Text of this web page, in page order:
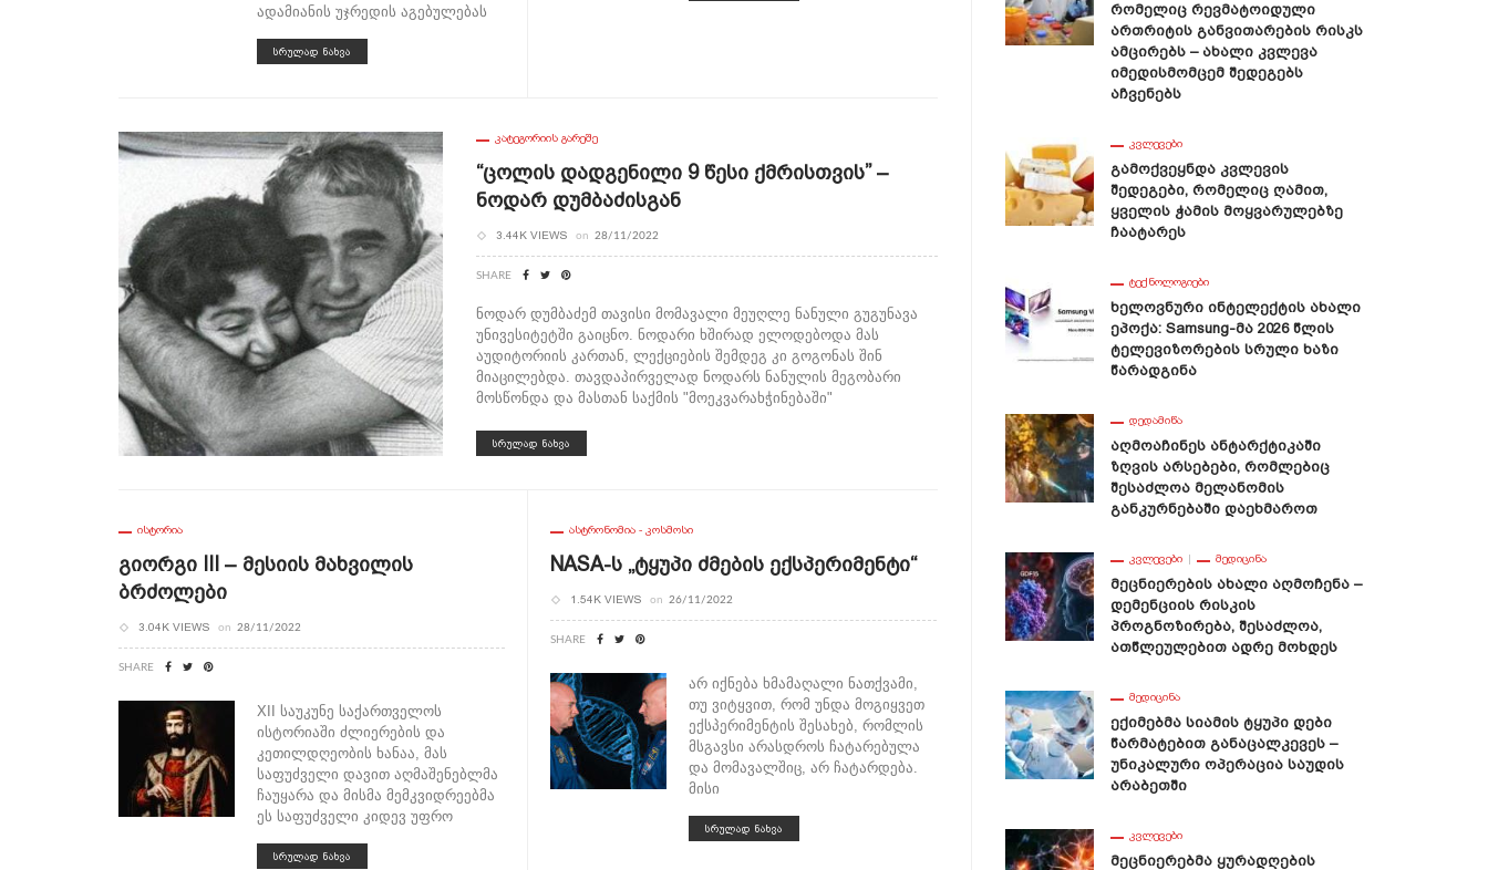
ადამიანის უჯრედის აგებულებას
ᲡᲠᲣᲚᲐᲓ ᲜᲐᲮᲕᲐ
ᲙᲐᲢᲔᲒᲝᲠᲘᲘᲡ ᲒᲐᲠᲔᲨᲔ
“ცოლის Დადგენილი 9 Წესი Ქმრისთვის” –
Ნოდარ Დუმბაძისგან
3.44K VIEWS on 28/11/2022
SHARE
ნოდარ დუმბაძემ თავისი მომავალი მეუღლე ნანული გუგუნავა
უნივესიტეტში გაიცნო. ნოდარი ხშირად ელოდებოდა მას
აუდიტორიის კართან, ლექციების შემდეგ კი გოგონას შინ
მიაცილებდა. თავდაპირველად ნოდარს ნანულის მეგობარი
მოსწონდა და მასთან საქმის "მოეკვარახჭინებაში"
ᲡᲠᲣᲚᲐᲓ ᲜᲐᲮᲕᲐ
ᲘᲡᲢᲝᲠᲘᲐ
Გიორგი III – Მესიის Მახვილის
Ბრძოლები
3.04K VIEWS on 28/11/2022
SHARE
XII საუკუნე საქართველოს
ისტორიაში ძლიერების და
კეთილდღეობის ხანაა, მას
საფუძველი დავით აღმაშენებლმა
ჩაუყარა და მისმა მემკვიდრეებმა
ეს საფუძველი კიდევ უფრო
ᲡᲠᲣᲚᲐᲓ ᲜᲐᲮᲕᲐ
ᲐᲡᲢᲠᲝᲜᲝᲛᲘᲐ - ᲙᲝᲡᲛᲝᲡᲘ
NASA-Ს „ტყუპი Ძმების Ექსპერიმენტი“
1.54K VIEWS on 26/11/2022
SHARE
არ იქნება ხმამაღალი ნათქვამი,
თუ ვიტყვით, რომ უნდა მოგიყვეთ
ექსპერიმენტის შესახებ, რომლის
მსგავსი არასდროს ჩატარებულა
და მომავალშიც, არ ჩატარდება.
მისი
ᲡᲠᲣᲚᲐᲓ ᲜᲐᲮᲕᲐ
Რომელიც Რევმატოიდული
Ართრიტის Განვითარების Რისკს
Ამცირებს – Ახალი Კვლევა
Იმედისმომცემ Შედეგებს
Აჩვენებს
ᲙᲕᲚᲔᲕᲔᲑᲘ
Გამოქვეყნდა Კვლევის
Შედეგები, Რომელიც Ღამით,
Ყველის Ჭამის Მოყვარულებზე
Ჩაატარეს
ᲢᲔᲥᲜᲝᲚᲝᲒᲘᲔᲑᲘ
Ხელოვნური Ინტელექტის Ახალი
Ეპოქა: Samsung-Მა 2026 Წლის
Ტელევიზორების Სრული Ხაზი
Წარადგინა
ᲓᲔᲓᲐᲛᲘᲬᲐ
Აღმოაჩინეს Ანტარქტიკაში
Ზღვის Არსებები, Რომლებიც
Შესაძლოა Მელანომის
Განკურნებაში Დაეხმაროთ
ᲙᲕᲚᲔᲕᲔᲑᲘ ᲛᲔᲓᲘᲪᲘᲜᲐ
Მეცნიერების Ახალი Აღმოჩენა –
Დემენციის Რისკის
Პროგნოზირება, Შესაძლოა,
Ათწლეულებით Ადრე Მოხდეს
ᲛᲔᲓᲘᲪᲘᲜᲐ
Ექიმებმა Სიამის Ტყუპი Დები
Წარმატებით Განაცალკევეს –
Უნიკალური Ოპერაცია Საუდის
Არაბეთში
ᲙᲕᲚᲔᲕᲔᲑᲘ
Მეცნიერებმა Ყურადღების